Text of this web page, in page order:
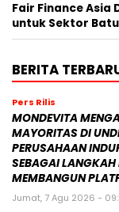
Fair Finance Asia
untuk Sektor Batu
BERITA
Pers Rilis
MONDEVITA
MAYORITAS DI
PERUSAHAAN
SEBAGAI
MEMBANGUN
Jumat, 7 Agu 2026 -